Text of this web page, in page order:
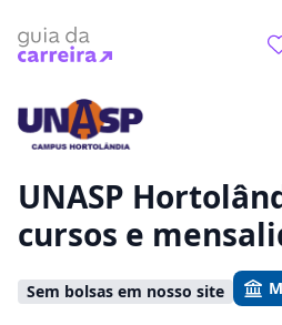
Vamos te guiar no caminho ideal
UNASP
cursos e
Sem bolsas em nosso site